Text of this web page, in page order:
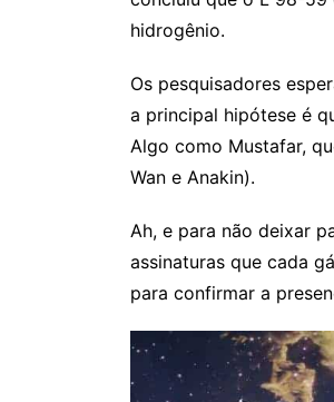
hidrogênio.
Os pesquisadores
a principal hipótese é
Algo como Mustafar,
Wan e Anakin).
Ah, e para não deixar
assinaturas que cada
para confirmar a